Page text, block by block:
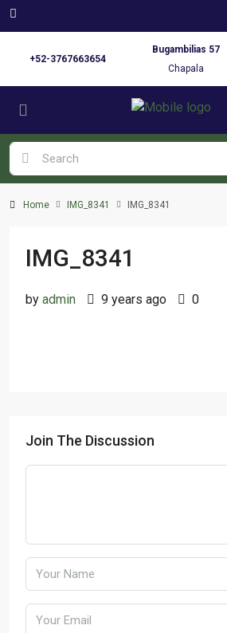
+52-3767663654
Bugambilias 57
Chapala
Home IMG_8341 IMG_8341
IMG_8341
by admin 9 years ago 0
Join The Discussion